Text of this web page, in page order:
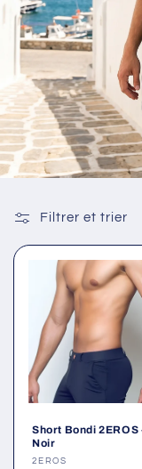
Filtrer et trier
Short Bondi 2EROS
Noir
Fournisseur :
2EROS